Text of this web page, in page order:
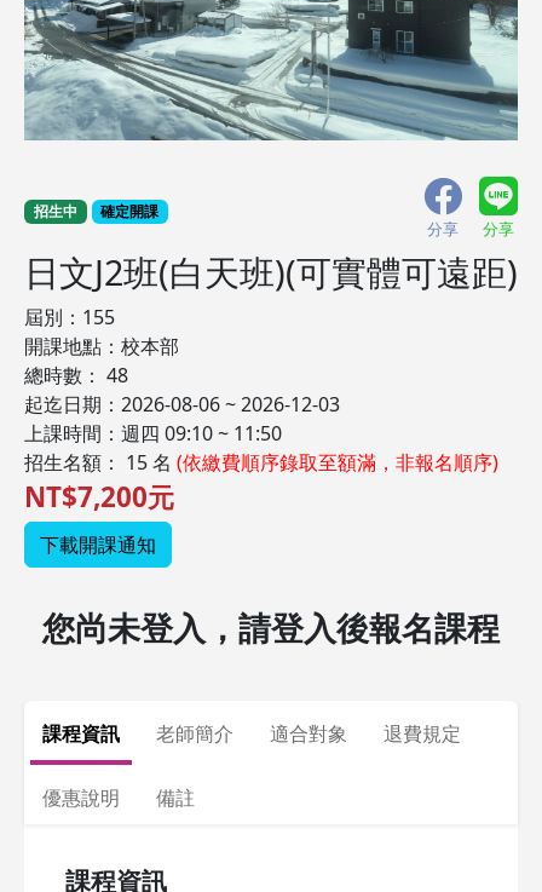
招生中 確定開課
分享 分享
日文J2班(白天班)(可實體可遠距)
屆別：155
開課地點：校本部
總時數： 48
起迄日期：2026-08-06 ~ 2026-12-03
上課時間：週四 09:10 ~ 11:50
招生名額： 15 名 (依繳費順序錄取至額滿，非報名順序)
NT$7,200元
下載開課通知
您尚未登入，請登入後報名課程
課程資訊 老師簡介 適合對象 退費規定
優惠說明 備註
課程資訊